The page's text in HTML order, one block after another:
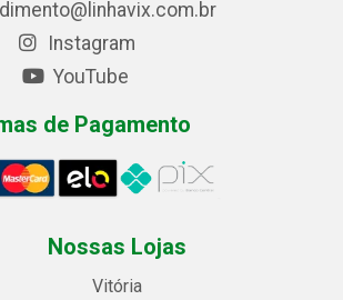
Instagram
YouTube
de Pagamento
Nossas Lojas
Vitória